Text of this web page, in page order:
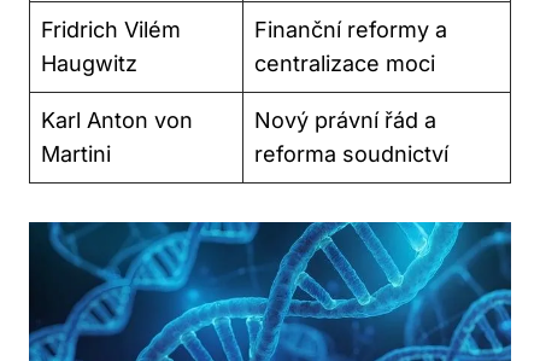
Fridrich Vilém
Haugwitz
Finanční reformy a
centralizace moci
Karl Anton von
Martini
Nový právní řád a
reforma soudnictví